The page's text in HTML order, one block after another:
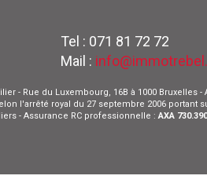
Tel : 071 81 72 72
Mail :
- Rue du Luxembourg, 16B à 1000 Bruxelles
l'arrêté royal du 27 septembre 2006 portant
- Assurance RC professionnelle :AXA